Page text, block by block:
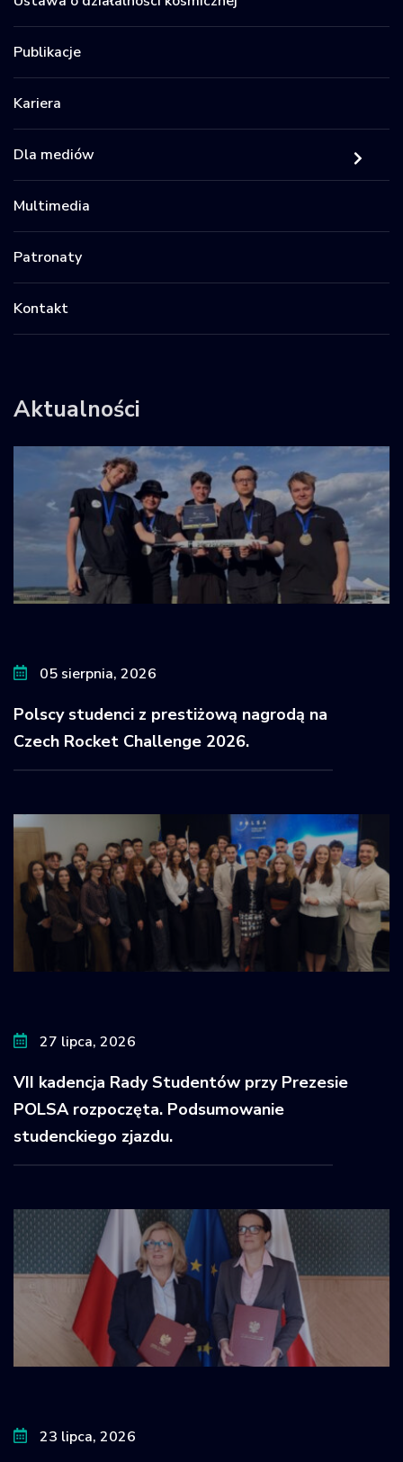
Publikacje
Kariera
Dla mediów
Multimedia
Patronaty
Kontakt
Aktualności
05 sierpnia, 2026
Polscy studenci z prestiżową nagrodą na
Czech Rocket Challenge 2026.
27 lipca, 2026
VII kadencja Rady Studentów przy Prezesie
POLSA rozpoczęta. Podsumowanie
studenckiego zjazdu.
23 lipca, 2026